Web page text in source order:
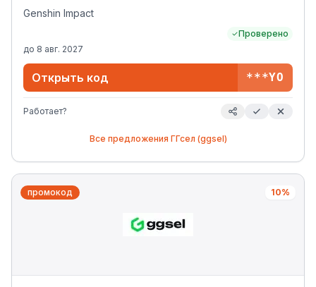
Genshin Impact
Проверено
до 8 авг. 2027
Открыть код ***YO
Работает?
Все предложения ГГсел (ggsel)
промокод 10%